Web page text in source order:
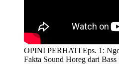
OPINI PERHATI Eps. 1:
Fakta Sound Horeg dari Bass